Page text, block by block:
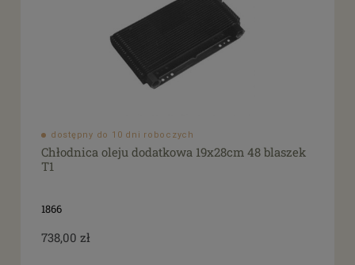
dostępny do 10 dni roboczych
Chłodnica oleju dodatkowa 19x28cm 48 blaszek
T1
1866
738,00 zł